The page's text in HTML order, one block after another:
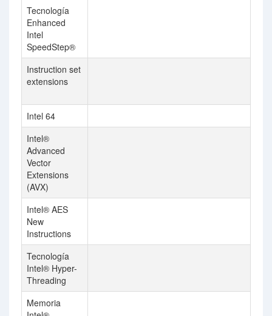
Tecnología
Enhanced
Intel
SpeedStep®
Instruction set
extensions
Intel 64
Intel®
Advanced
Vector
Extensions
(AVX)
Intel® AES
New
Instructions
Tecnología
Intel® Hyper-
Threading
Memoria